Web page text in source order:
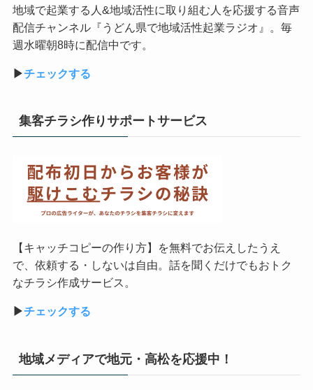
地域で起業する人&地域活性に取り組む人を応援する音声
配信チャンネル『うどん県で地域活性起業ラジオ』。毎
週水曜朝8時に配信中です。
▶︎チェックする
集客チラシ作りサポートサービス
【キャッチコピーの作り方】を無料でお伝えしたうえ
で、依頼する・しないは自由。話を聞くだけでもおトク
なチラシ作成サービス。
▶︎チェックする
地域メディアで地元・高松を応援中！